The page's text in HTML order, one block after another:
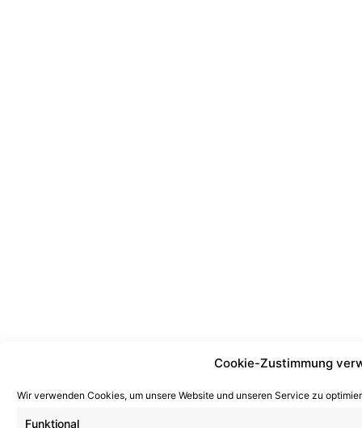
Cookie-Zustimmung
Wir verwenden Cookies, um unsere Website und unseren Service zu
Funktional